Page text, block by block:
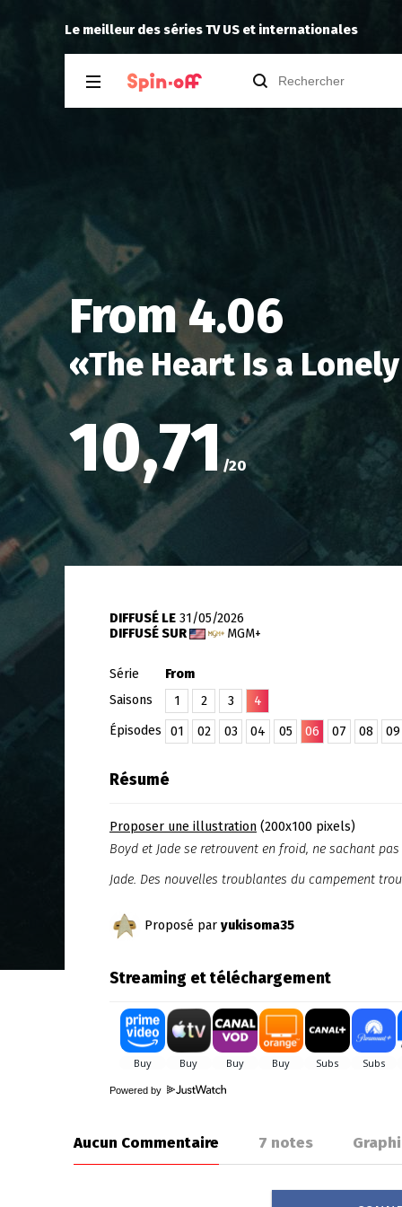
Le meilleur des séries TV US et internationales
Niclooyda noté12àFallout 2.05
From 4.06
«The Heart Is a
10,71/20
DIFFUSÉ LE 31/05/2026
DIFFUSÉ SUR
MGM+
Série
From
Saisons
1 2 3
4
Épisodes
01 02 03 04 05 06 07 08 09
Résumé
Proposer une illustration (200x100 pixels)
Boyd et Jade se retrouvent en froid, ne sachant
Jade. Des nouvelles troublantes du campement
Proposé par yukisoma35
Streaming et téléchargement
Powered by
Aucun Commentaire 7 notes